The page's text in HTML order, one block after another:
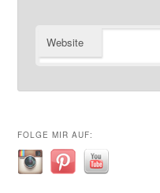
Website
FOLGE MIR AUF: